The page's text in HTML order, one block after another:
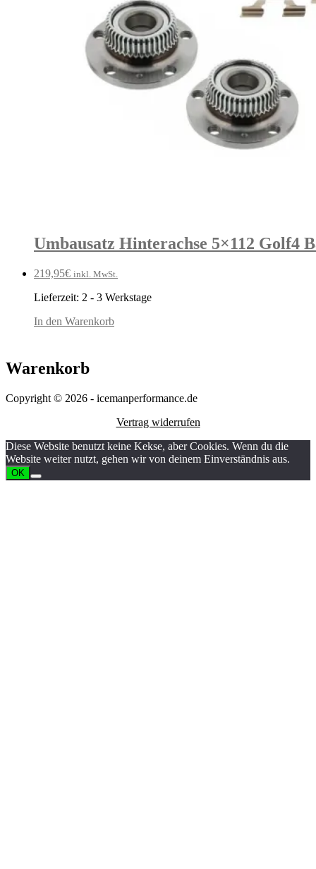
Umbausatz Hinterachse 5×112 Golf4
219,95€ inkl. MwSt.
Lieferzeit: 2 - 3 Werkstage
In den Warenkorb
Warenkorb
Copyright © 2026 - icemanperformance.de
Vertrag widerrufen
Diese Website benutzt keine Kekse, aber Cookies. Wenn du die
Website weiter nutzt, gehen wir von deinem Einverständnis aus.
OK